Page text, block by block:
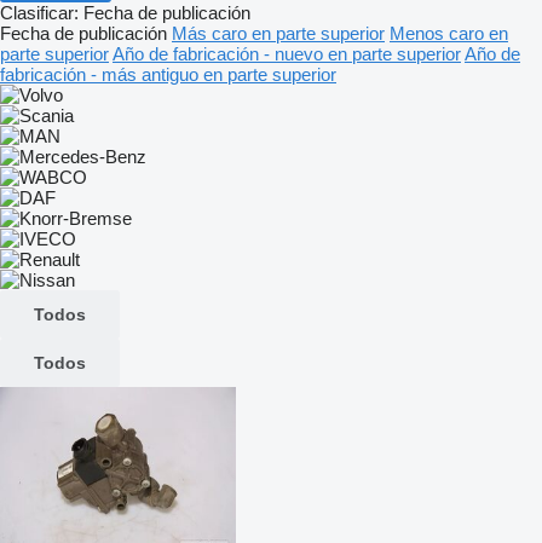
Clasificar: Fecha de publicación
Fecha de publicación Más caro en parte superior Menos caro en
parte superiorAño de fabricación - nuevo en parte superiorAño de
fabricación - más antiguo en parte superior
Todos
Todos